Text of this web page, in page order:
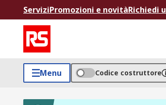
ServiziPromozioni e novitàRichiedi
Menu Codice costruttore